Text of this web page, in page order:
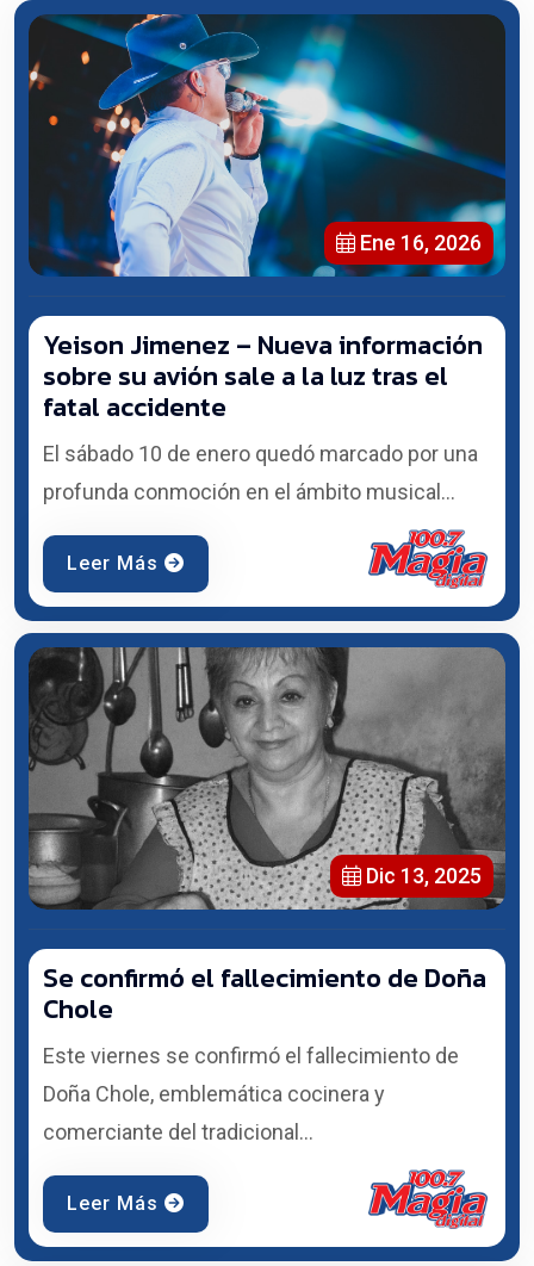
Ene 16, 2026
Yeison Jimenez – Nueva información
sobre su avión sale a la luz tras el
fatal accidente
El sábado 10 de enero quedó marcado por una
profunda conmoción en el ámbito musical...
Leer Más
Dic 13, 2025
Se confirmó el fallecimiento de Doña
Chole
Este viernes se confirmó el fallecimiento de
Doña Chole, emblemática cocinera y
comerciante del tradicional...
Leer Más